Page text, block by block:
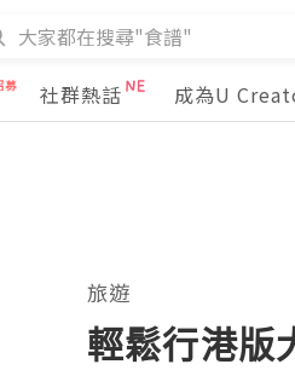
社群熱話 成為U
旅遊
輕鬆行港版